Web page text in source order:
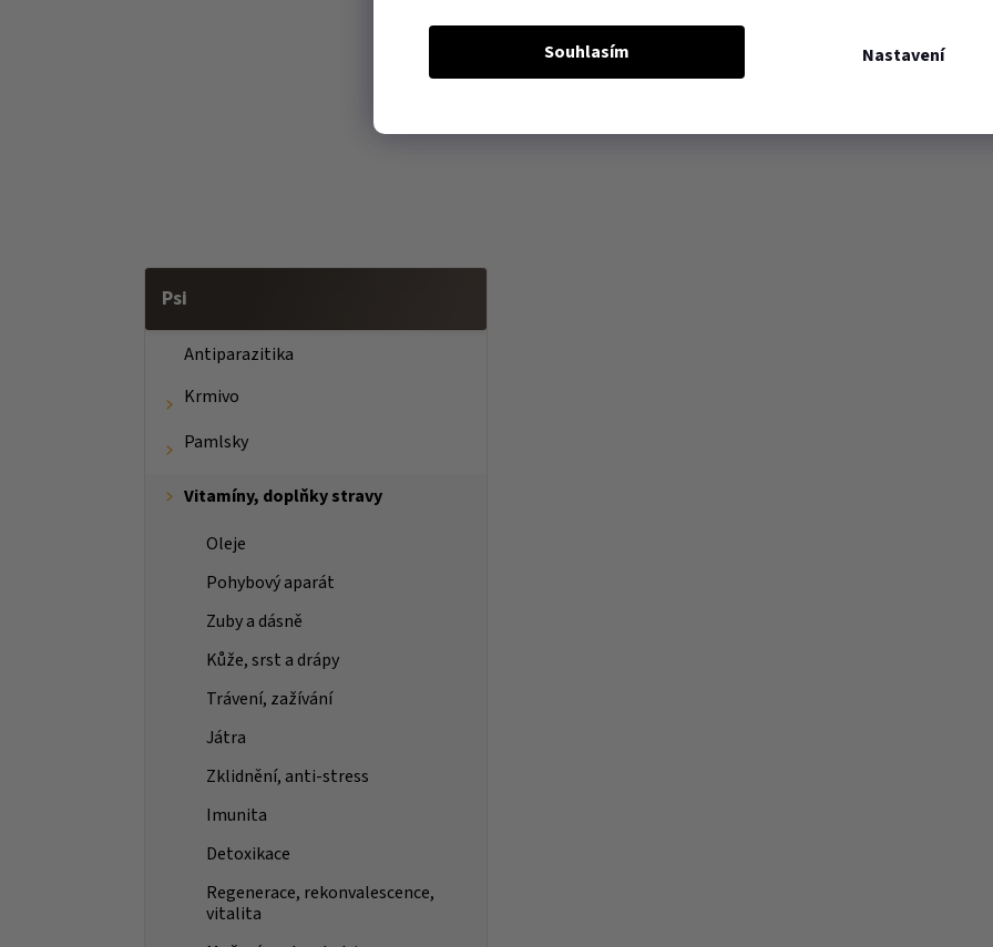
Nastavení
Souhlasím
Psi
Antiparazitika
Krmivo
Pamlsky
Vitamíny, doplňky stravy
Oleje
Pohybový aparát
Zuby a dásně
Kůže, srst a drápy
Trávení, zažívání
Játra
Zklidnění, anti-stress
Imunita
Detoxikace
Regenerace, rekonvalescence,
vitalita